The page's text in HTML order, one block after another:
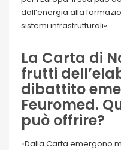
dall’energia alla
sistemi infrastrutturali».
La Carta di
frutti
dibattito
Feuromed.
può offrire?
«Dalla Carta emergono